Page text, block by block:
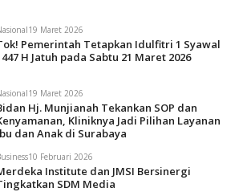
19 Maret 2026
Pemerintah Tetapkan Idulfitri 1 Syawal
H Jatuh pada Sabtu 21 Maret 2026
19 Maret 2026
Hj. Munjianah Tekankan SOP dan
Kliniknya Jadi Pilihan Layanan
dan Anak di Surabaya
10 Februari 2026
Institute dan JMSI Bersinergi
SDM Media